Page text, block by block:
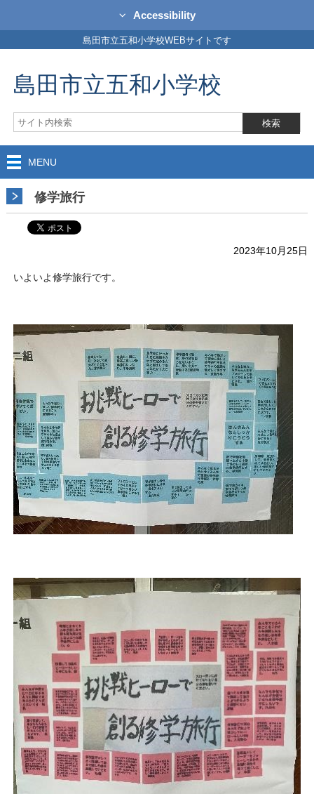
Accessibility
島田市立五和小学校WEBサイトです
島田市立五和小学校
MENU
修学旅行
2023年10月25日
いよいよ修学旅行です。